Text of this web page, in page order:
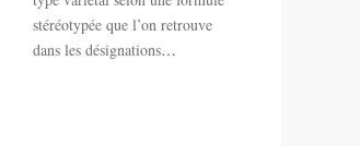
stéréotypée que l’on retrouve
dans les désignations…